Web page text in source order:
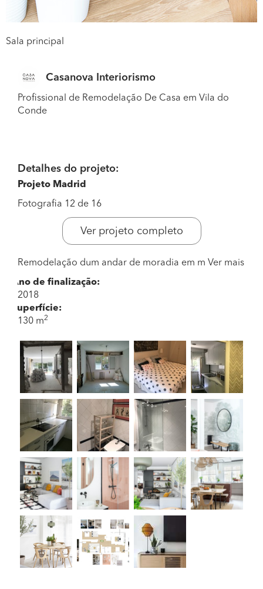
Sala principal
Casanova Interiorismo
Profissional de Remodelação De Casa em Vila do
Conde
Detalhes do projeto:
Projeto Madrid
Fotografia 12 de 16
Ver projeto completo
Remodelação dum andar de moradia em m Ver mais
Ano de finalização:
2018
Superfície:
130 m2